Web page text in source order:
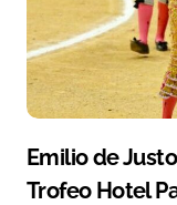
Emilio de Justo
Trofeo Hotel